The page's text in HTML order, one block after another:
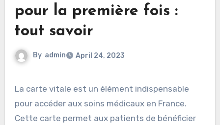
pour la première fois :
tout savoir
By admin April 24, 2023
La carte vitale est un élément indispensable
pour accéder aux soins médicaux en France.
Cette carte permet aux patients de bénéficier